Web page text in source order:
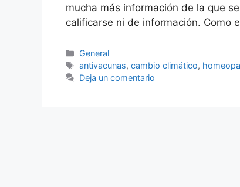
mucha más información de la que
calificarse ni de información. Como
Categorías
General
Etiquetas
antivacunas,cambio climático,
Deja un comentario